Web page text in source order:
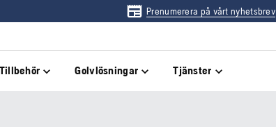
Prenumerera på vårt nyhetsbrev
Tillbehör Golvlösningar Tjänster